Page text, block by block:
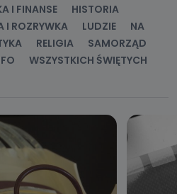
I FINANSE
HISTORIA
I ROZRYWKA LUDZIE
NA
RELIGIA
SAMORZĄD
WSZYSTKICH ŚWIĘTYCH